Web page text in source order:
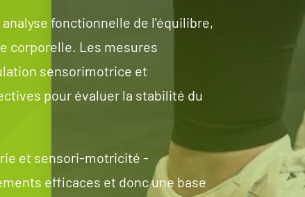
analyse fonctionnelle de l'équilibre,
corporelle. Les mesures
sensorimotrice et
pour évaluer la stabilité du
et sensori-motricité -
efficaces et donc une base